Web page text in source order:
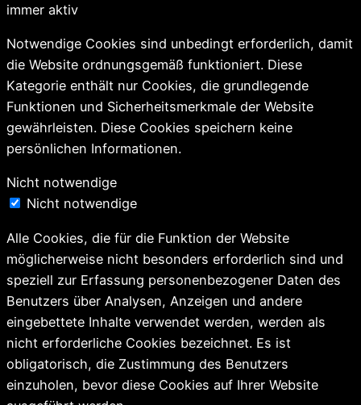
immer aktiv
Notwendige Cookies sind unbedingt erforderlich, damit
die Website ordnungsgemäß funktioniert. Diese
Kategorie enthält nur Cookies, die grundlegende
Funktionen und Sicherheitsmerkmale der Website
gewährleisten. Diese Cookies speichern keine
persönlichen Informationen.
Nicht notwendige
Nicht notwendige
Alle Cookies, die für die Funktion der Website
möglicherweise nicht besonders erforderlich sind und
speziell zur Erfassung personenbezogener Daten des
Benutzers über Analysen, Anzeigen und andere
eingebettete Inhalte verwendet werden, werden als
nicht erforderliche Cookies bezeichnet. Es ist
obligatorisch, die Zustimmung des Benutzers
einzuholen, bevor diese Cookies auf Ihrer Website